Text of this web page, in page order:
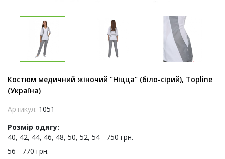
Костюм медичний жіночий "Ніцца" (біло-сірий), Topline
(Україна)
Артикул: 1051
Розмір одягу:
40, 42, 44, 46, 48, 50, 52, 54 - 750 грн.
56 - 770 грн.